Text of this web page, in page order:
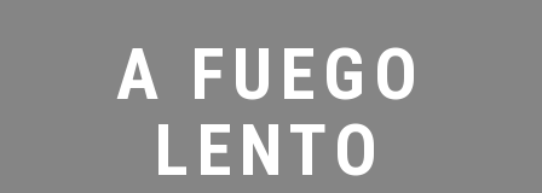
A FUEGO
LENTO